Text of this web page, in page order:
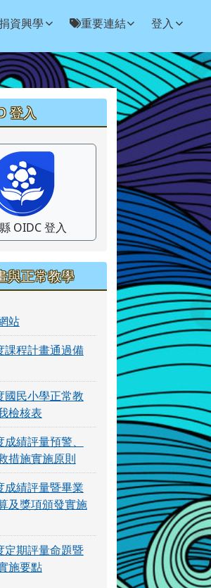
資興學 重要連結 登入
老師:簡月美老師
內容
登入
OIDC 登入
與正常教學
站
課程計畫通過備
國民小學正常教
檢核表
績評量預警、
措施實施原則
成績評量暨畢業
及獎項頒發實施
定期評量命題暨
施要點